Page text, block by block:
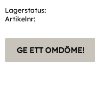
Lagerstatus
Artikelnr
GE ETT OMDÖME!